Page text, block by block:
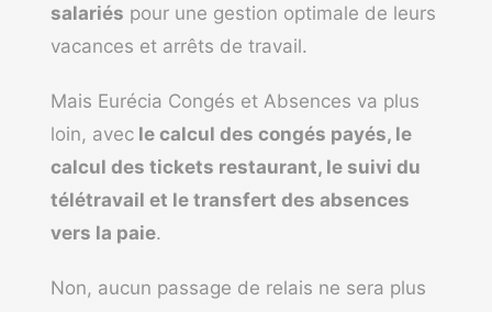
salariés pour une gestion optimale de leurs
vacances et arrêts de travail.
Mais Eurécia Congés et Absences va plus
loin, avec le calcul des congés payés, le
calcul des tickets restaurant, le suivi du
télétravail et le transfert des absences
vers la paie.
Non, aucun passage de relais ne sera plus